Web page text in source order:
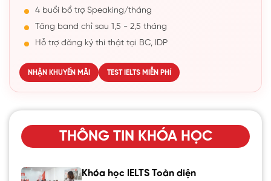
4 buổi bổ trợ Speaking/tháng
Tăng band chỉ sau 1,5 - 2,5 tháng
Hỗ trợ đăng ký thi thật tại BC, IDP
NHẬN KHUYẾN MÃI TEST IELTS MIỄN PHÍ
THÔNG TIN KHÓA HỌC
Khóa học IELTS Toàn diện